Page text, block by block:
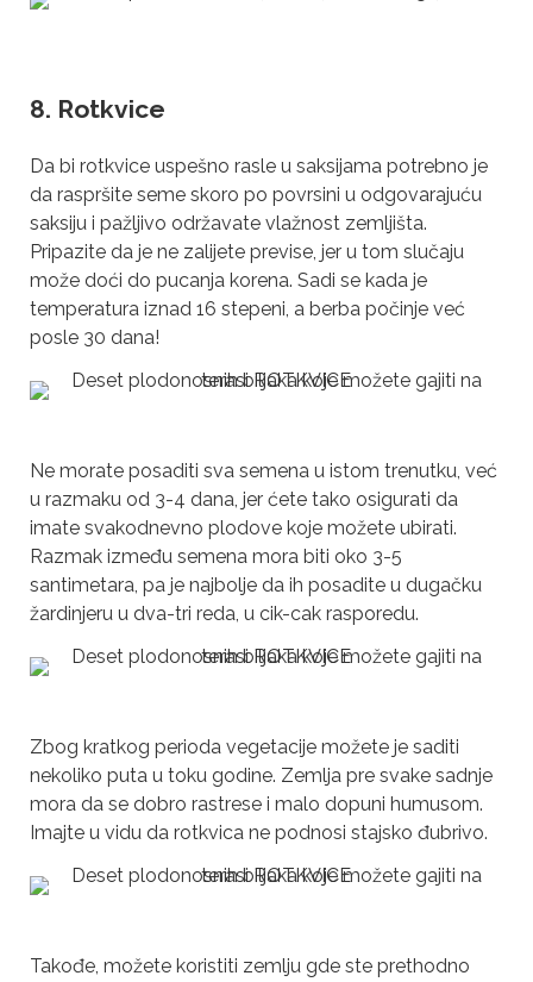
8. Rotkvice
Da bi rotkvice uspešno rasle u saksijama potrebno je
da raspršite seme skoro po povrsini u odgovarajuću
saksiju i pažljivo održavate vlažnost zemljišta.
Pripazite da je ne zalijete previse, jer u tom slučaju
može doći do pucanja korena. Sadi se kada je
temperatura iznad 16 stepeni, a berba počinje već
posle 30 dana!
Ne morate posaditi sva semena u istom trenutku, već
u razmaku od 3-4 dana, jer ćete tako osigurati da
imate svakodnevno plodove koje možete ubirati.
Razmak između semena mora biti oko 3-5
santimetara, pa je najbolje da ih posadite u dugačku
žardinjeru u dva-tri reda, u cik-cak rasporedu.
Zbog kratkog perioda vegetacije možete je saditi
nekoliko puta u toku godine. Zemlja pre svake sadnje
mora da se dobro rastrese i malo dopuni humusom.
Imajte u vidu da rotkvica ne podnosi stajsko đubrivo.
Takođe, možete koristiti zemlju gde ste prethodno